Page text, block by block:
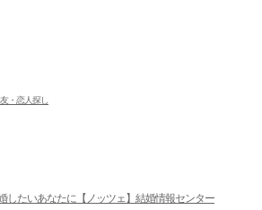
したいあなたに【ノッツェ】結婚情報センター